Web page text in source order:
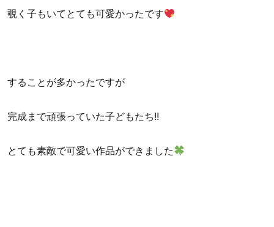
覗く子もいてとても可愛かったです
することが多かったですが
完成まで頑張っていた子どもたち!!
とても素敵で可愛い作品ができました